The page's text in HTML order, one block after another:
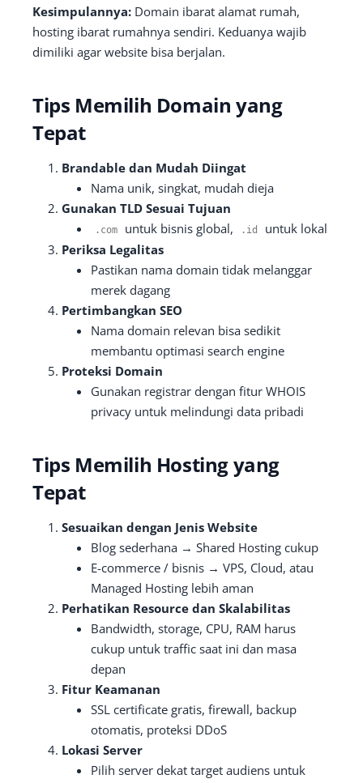
Kesimpulannya: Domain ibarat alamat rumah,
hosting ibarat rumahnya sendiri. Keduanya wajib
dimiliki agar website bisa berjalan.
Tips Memilih Domain yang
Tepat
Brandable dan Mudah Diingat
Nama unik, singkat, mudah dieja
Gunakan TLD Sesuai Tujuan
. com untuk bisnis global, . id
untuk lokal
Periksa Legalitas
Pastikan nama domain tidak melanggar
merek dagang
Pertimbangkan SEO
Nama domain relevan bisa sedikit
membantu optimasi search engine
Proteksi Domain
Gunakan registrar dengan fitur WHOIS
privacy untuk melindungi data pribadi
Tips Memilih Hosting yang
Tepat
Sesuaikan dengan Jenis Website
Blog sederhana → Shared Hosting cukup
E-commerce / bisnis → VPS, Cloud, atau
Managed Hosting lebih aman
Perhatikan Resource dan Skalabilitas
Bandwidth, storage, CPU, RAM harus
cukup untuk traffic saat ini dan masa
depan
Fitur Keamanan
SSL certificate gratis, firewall, backup
otomatis, proteksi DDoS
Lokasi Server
Pilih server dekat target audiens untuk